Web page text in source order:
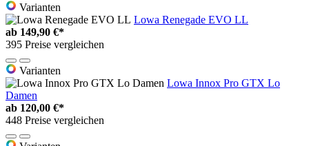
Varianten
Lowa Renegade EVO LL
ab 149,90 €*
395 Preise vergleichen
Varianten
Lowa Innox Pro GTX Lo
Damen
ab 120,00 €*
448 Preise vergleichen